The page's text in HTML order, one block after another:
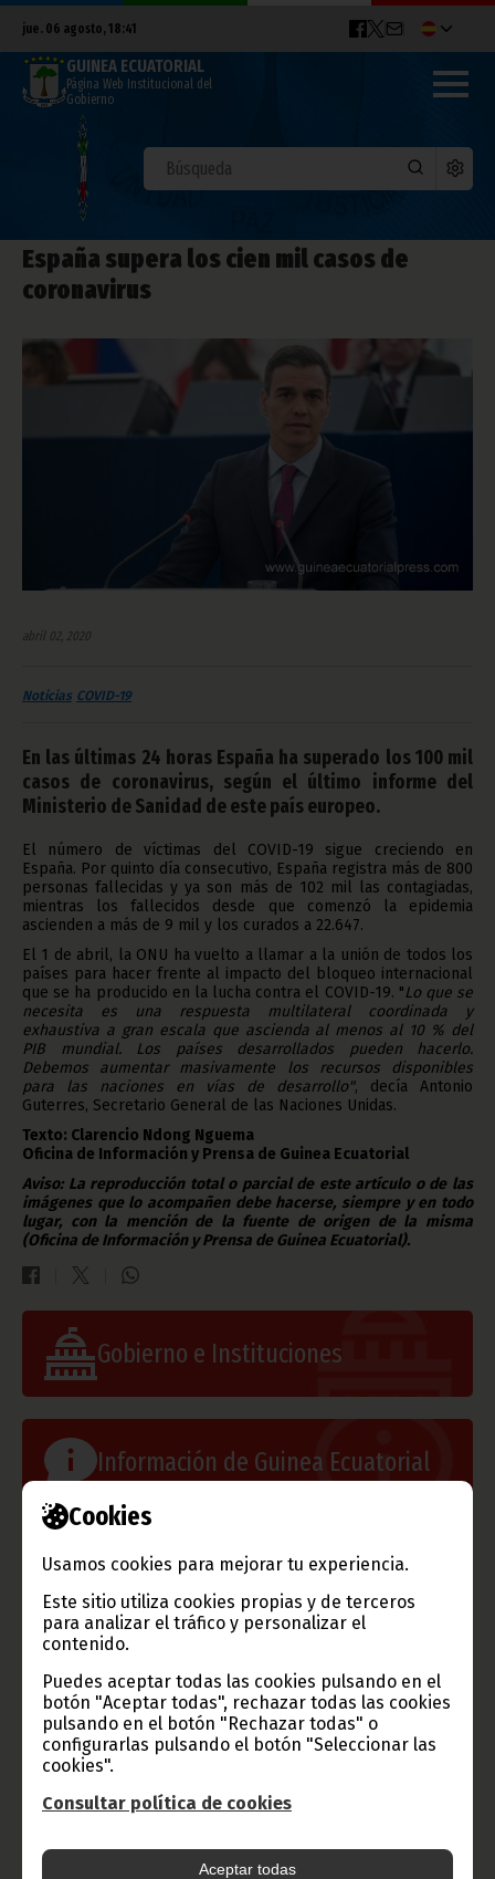
Cookies
Usamos cookies para mejorar tu experiencia.
Este sitio utiliza cookies propias y de terceros
para analizar el tráfico y personalizar el
contenido.
Puedes aceptar todas las cookies pulsando en el
botón "Aceptar todas", rechazar todas las cookies
pulsando en el botón "Rechazar todas" o
configurarlas pulsando el botón "Seleccionar las
cookies".
Consultar política de cookies
Aceptar todas
jue. 06 agosto, 18:41
GUINEA ECUATORIAL
Página Web Institucional del
Gobierno
España supera los cien mil casos de
coronavirus
abril 02, 2020
Noticias COVID-19
En las últimas 24 horas España ha superado los 100 mil
casos de coronavirus, según el último informe del
Ministerio de Sanidad de este país europeo.
El número de víctimas del COVID-19 sigue creciendo en
España. Por quinto día consecutivo, España registra más de 800
personas fallecidas y ya son más de 102 mil las contagiadas,
mientras los fallecidos desde que comenzó la epidemia
ascienden a más de 9 mil y los curados a 22.647.
El 1 de abril, la ONU ha vuelto a llamar a la unión de todos los
países para hacer frente al impacto del bloqueo internacional
que se ha producido en la lucha contra el COVID-19. "Lo que se
necesita es una respuesta multilateral coordinada y
exhaustiva a gran escala que ascienda al menos al 10 % del
PIB mundial. Los países desarrollados pueden hacerlo.
Debemos aumentar masivamente los recursos disponibles
para las naciones en vías de desarrollo", decía Antonio
Guterres, Secretario General de las Naciones Unidas.
Texto: Clarencio Ndong Nguema
Oficina de Información y Prensa de Guinea Ecuatorial
Aviso: La reproducción total o parcial de este artículo o de las
imágenes que lo acompañen debe hacerse, siempre y en todo
lugar, con la mención de la fuente de origen de la misma
(Oficina de Información y Prensa de Guinea Ecuatorial).
Gobierno e Instituciones
Información de Guinea Ecuatorial
TVGE
Radio Nacional de Guinea
Ecuatorial
Haz click aquí para escuchar ahora
CATEGORÍAS
Noticias Gobierno